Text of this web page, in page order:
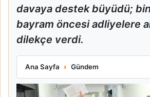
davaya destek büyüdü;
bayram öncesi adliyelere
dilekçe verdi.
Ana Sayfa Gündem
Binlerce Emekli Seyyanen Zammı